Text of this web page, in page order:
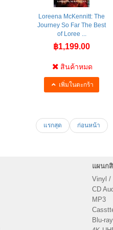
Loreena McKennitt: The
Journey So Far The Best
of Loree ...
฿1,199.00
สินค้าหมด
เพิ่มในตะกร้า
แรกสุด ก่อนหน้า
แผนก
Vinyl /
CD
MP3
Blu-ray